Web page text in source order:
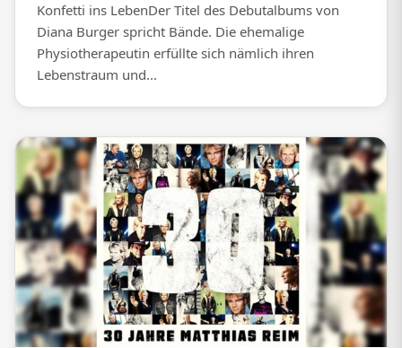
Konfetti ins LebenDer Titel des Debutalbums von
Diana Burger spricht Bände. Die ehemalige
Physiotherapeutin erfüllte sich nämlich ihren
Lebenstraum und...